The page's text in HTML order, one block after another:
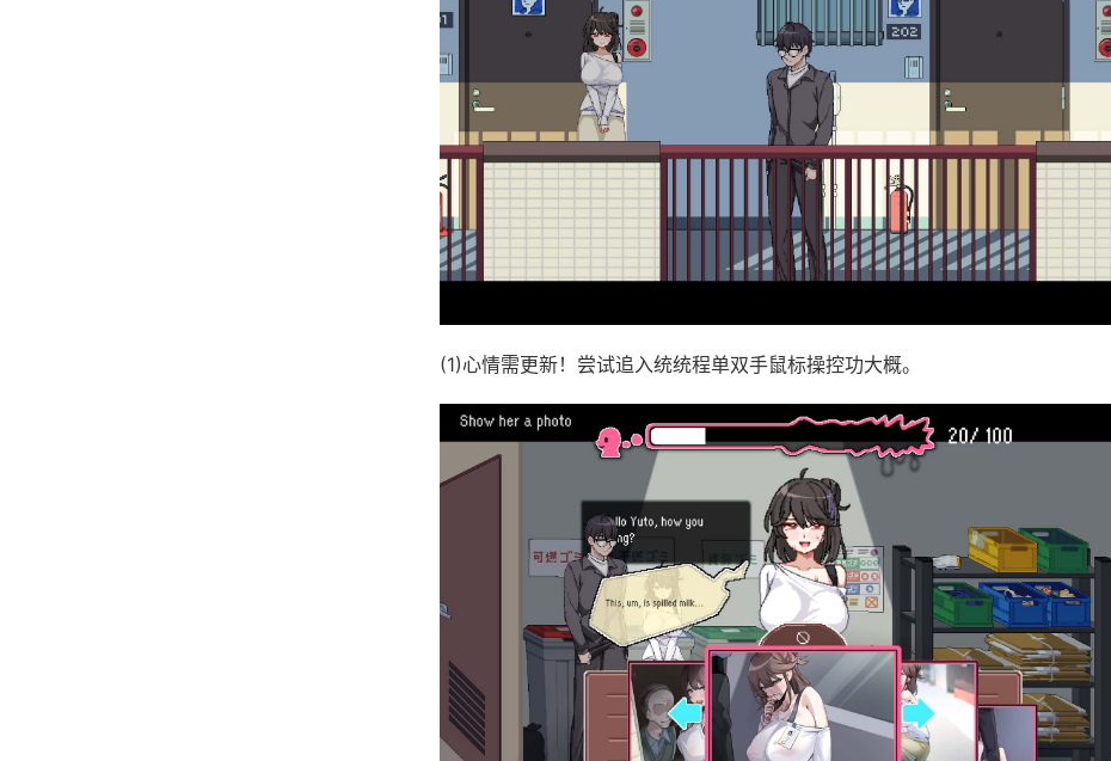
(1)心情需更新！尝试追入统统程单双手鼠标操控功大概。